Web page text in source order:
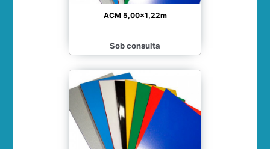
ACM 5,00x1,22m
Sob consulta